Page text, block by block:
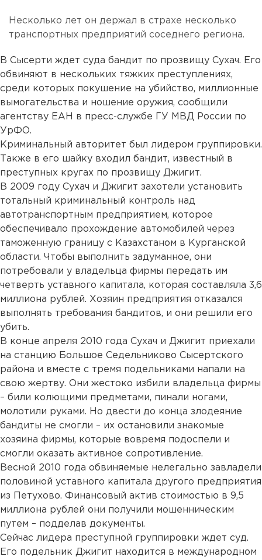
Несколько лет он держал в страхе несколько
транспортных предприятий соседнего региона.
В Сысерти ждет суда бандит по прозвищу Сухач. Его
обвиняют в нескольких тяжких преступлениях,
среди которых покушение на убийство, миллионные
вымогательства и ношение оружия, сообщили
агентству ЕАН в пресс-службе ГУ МВД России по
УрФО.
Криминальный авторитет был лидером группировки.
Также в его шайку входил бандит, известный в
преступных кругах по прозвищу Джигит.
В 2009 году Сухач и Джигит захотели установить
тотальный криминальный контроль над
автотранспортным предприятием, которое
обеспечивало прохождение автомобилей через
таможенную границу с Казахстаном в Курганской
области. Чтобы выполнить задуманное, они
потребовали у владельца фирмы передать им
четверть уставного капитала, которая составляла 3,6
миллиона рублей. Хозяин предприятия отказался
выполнять требования бандитов, и они решили его
убить.
В конце апреля 2010 года Сухач и Джигит приехали
на станцию Большое Седельниково Сысертского
района и вместе с тремя подельниками напали на
свою жертву. Они жестоко избили владельца фирмы
– били колющими предметами, пинали ногами,
молотили руками. Но двести до конца злодеяние
бандиты не смогли – их остановили знакомые
хозяина фирмы, которые вовремя подоспели и
смогли оказать активное сопротивление.
Весной 2010 года обвиняемые нелегально завладели
половиной уставного капитала другого предприятия
из Петухово. Финансовый актив стоимостью в 9,5
миллиона рублей они получили мошенническим
путем – подделав документы.
Сейчас лидера преступной группировки ждет суд.
Его подельник Джигит находится в международном